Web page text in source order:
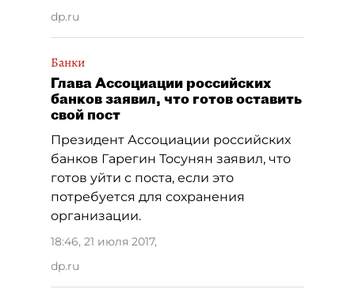
dp.ru
Банки
Глава Ассоциации российских
банков заявил, что готов оставить
свой пост
Президент Ассоциации российских
банков Гарегин Тосунян заявил, что
готов уйти с поста, если это
потребуется для сохранения
организации.
18:46, 21 июля 2017,
dp.ru